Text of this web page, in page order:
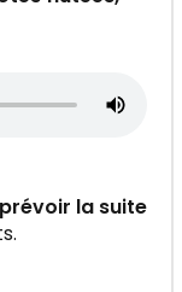
la suite